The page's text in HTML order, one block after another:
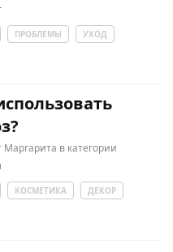
ПРОБЛЕМЫ
УХОД
Маргарита в категории
КОСМЕТИКА
ДЕКОР